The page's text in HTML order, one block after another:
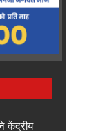
केंद्रीय